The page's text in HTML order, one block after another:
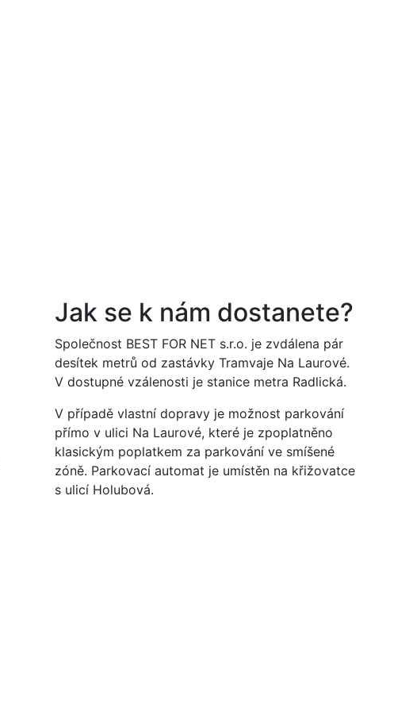
Jak se k nám dostanete?
Společnost BEST FOR NET s.r.o. je zvdálena pár
desítek metrů od zastávky Tramvaje Na Laurové.
V dostupné vzálenosti je stanice metra Radlická.
V případě vlastní dopravy je možnost parkování
přímo v ulici Na Laurové, které je zpoplatněno
klasickým poplatkem za parkování ve smíšené
zóně. Parkovací automat je umístěn na křižovatce
s ulicí Holubová.